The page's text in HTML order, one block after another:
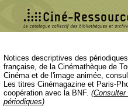
Notices descriptives des
française, de la Cinémathèque de
Cinéma et de l'image animée,
Les titres Cinémagazine et Paris-
coopération avec la BNF.
périodiques)